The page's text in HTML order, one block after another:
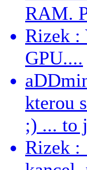
RAM.
Rizek :
GPU....
kterou
;) ... to
Rizek :